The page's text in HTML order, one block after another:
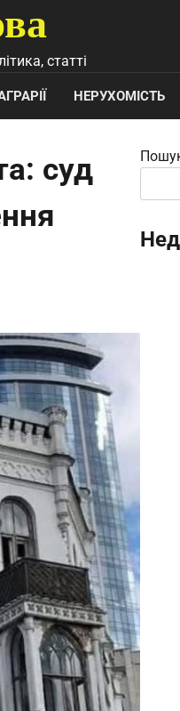
статті
НЕРУХОМІСТЬ
суд